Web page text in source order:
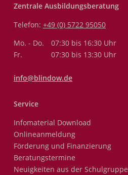
Zentrale Ausbildungsberatung
Telefon: +49 (0) 5722 95050
Mo. - Do.
07:30 bis 16:30 Uhr
Fr.
07:30 bis 13:30 Uhr
info@blindow.de
Service
Infomaterial Download
Onlineanmeldung
Förderung und Finanzierung
Beratungstermine
Neuigkeiten aus der Schulgruppe